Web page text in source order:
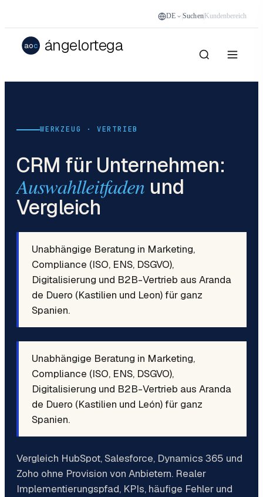
DE Suchen Kundenbereich
aoc ángelortega
WERKZEUG · VERTRIEB
CRM für Unternehmen:
Auswahlleitfaden und
Vergleich
Unabhängige Beratung in Marketing,
Compliance (ISO, ENS, DSGVO),
Digitalisierung und B2B-Vertrieb aus Aranda
de Duero (Kastilien und Leon) für ganz
Spanien.
Unabhängige Beratung in Marketing,
Compliance (ISO, ENS, DSGVO),
Digitalisierung und B2B-Vertrieb aus Aranda
de Duero (Kastilien und León) für ganz
Spanien.
Vergleich HubSpot, Salesforce, Dynamics 365 und
Zoho ohne Provision von Anbietern. Realer
Implementierungspfad, KPIs, häufige Fehler und